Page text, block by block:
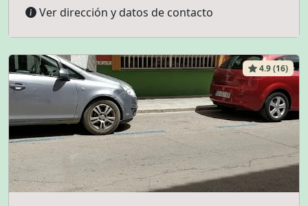
Ver dirección y datos de contacto
4.9 (16)